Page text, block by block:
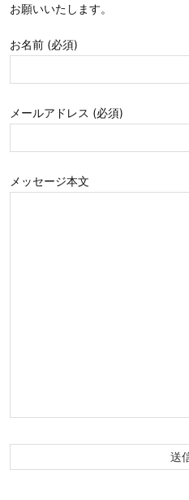
お願いいたします。
お名前 (必須)
メールアドレス (必須)
メッセージ本文